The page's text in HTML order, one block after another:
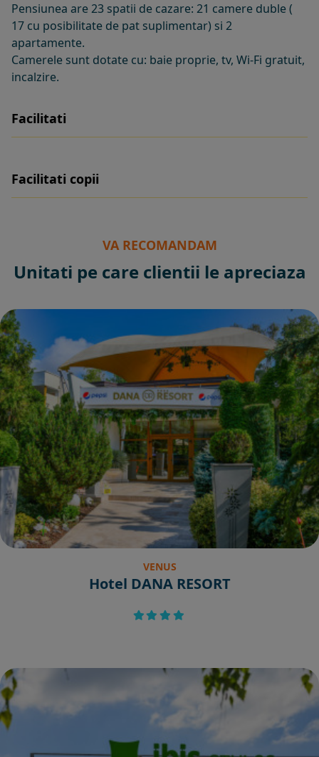
Pensiunea are 23 spatii de cazare: 21 camere duble (
17 cu posibilitate de pat suplimentar) si 2
apartamente.
Camerele sunt dotate cu: baie proprie, tv, Wi-Fi gratuit,
incalzire.
Facilitati
Facilitati copii
VA RECOMANDAM
Unitati pe care clientii le apreciaza
VENUS
Hotel DANA RESORT